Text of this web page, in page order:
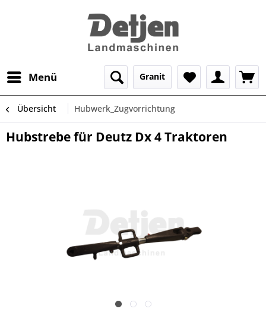
Menü Granit
Übersicht Hubwerk_Zugvorrichtung
Hubstrebe für Deutz Dx 4 Traktoren